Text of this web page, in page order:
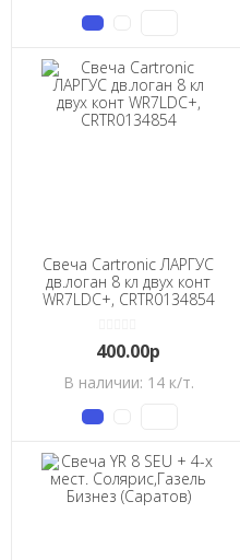
Свеча Cartronic ЛАРГУС
дв.логан 8 кл двух конт
WR7LDC+, CRTR0134854
400.00р
В наличии: 14 к/т.